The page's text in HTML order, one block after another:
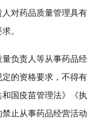
对药品质量管理具有
。
负责人等从事药品经
的资格要求，不得有
国疫苗管理法》《执
止从事药品经营活动